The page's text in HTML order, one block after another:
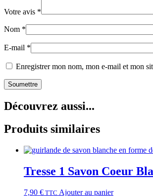
Votre avis *
Nom *
E-mail *
Enregistrer mon nom, mon e-mail et mon
Découvrez aussi...
Produits similaires
Tresse 1 Savon Coeur
7,90 € TTC Ajouter au panier